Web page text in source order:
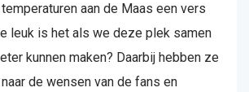
aan de Maas een vers
leuk is het als we deze plek samen
kunnen maken? Daarbij hebben ze
de wensen van de fans en